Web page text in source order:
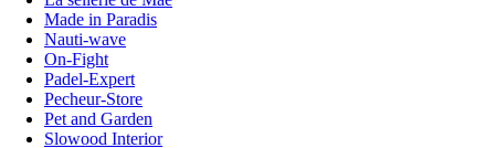
Made in Paradis
Nauti-wave
On-Fight
Padel-Expert
Pecheur-Store
Pet and Garden
Slowood Interior